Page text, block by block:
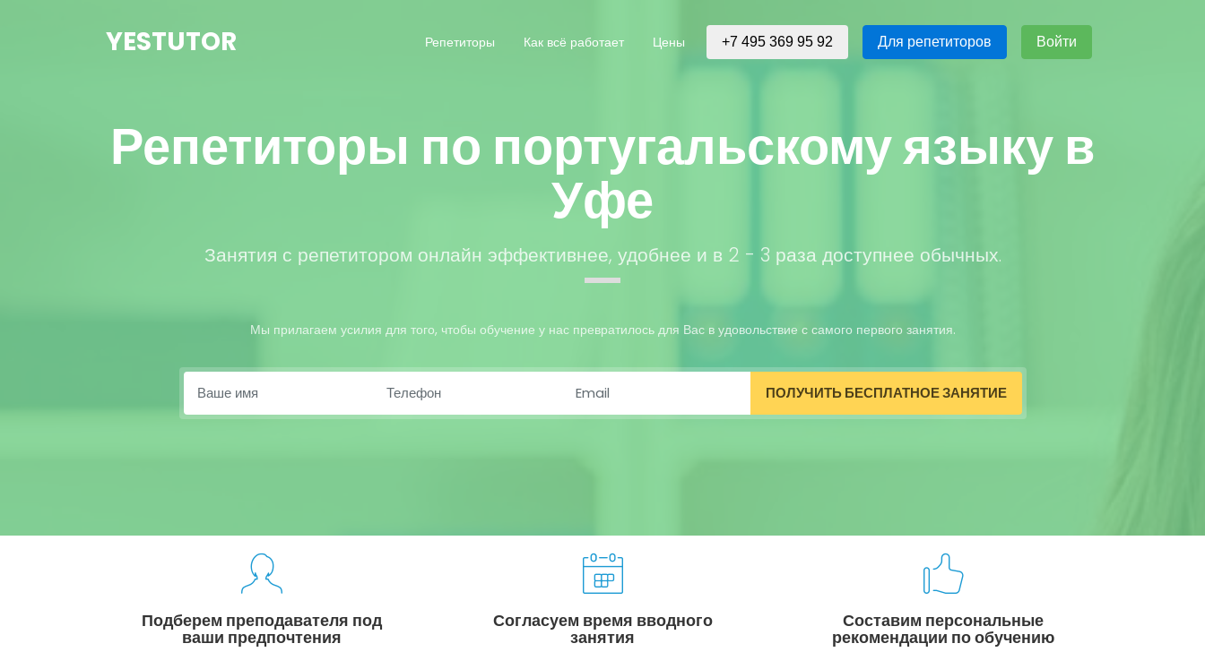
YESTUTOR Репетиторы Как всё работает Цены +7 495 369 95 92 Для репетиторов Войти
Репетиторы по португальскому языку в
Уфе
Занятия с репетитором онлайн эффективнее, удобнее и в 2 - 3 раза доступнее обычных.
Мы прилагаем усилия для того, чтобы обучение у нас превратилось для Вас в удовольствие с самого первого занятия.
Подберем преподавателя под
ваши предпочтения
Согласуем время вводного
занятия
Составим персональные
рекомендации по обучению